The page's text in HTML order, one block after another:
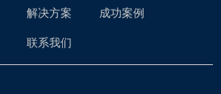
解决方案 成功案例
联系我们